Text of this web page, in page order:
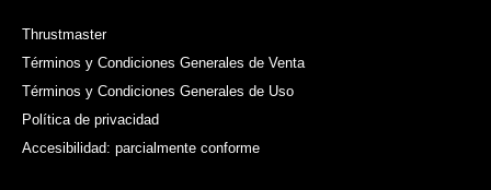
Thrustmaster
Términos y Condiciones Generales de Venta
Términos y Condiciones Generales de Uso
Política de privacidad
Accesibilidad: parcialmente conforme